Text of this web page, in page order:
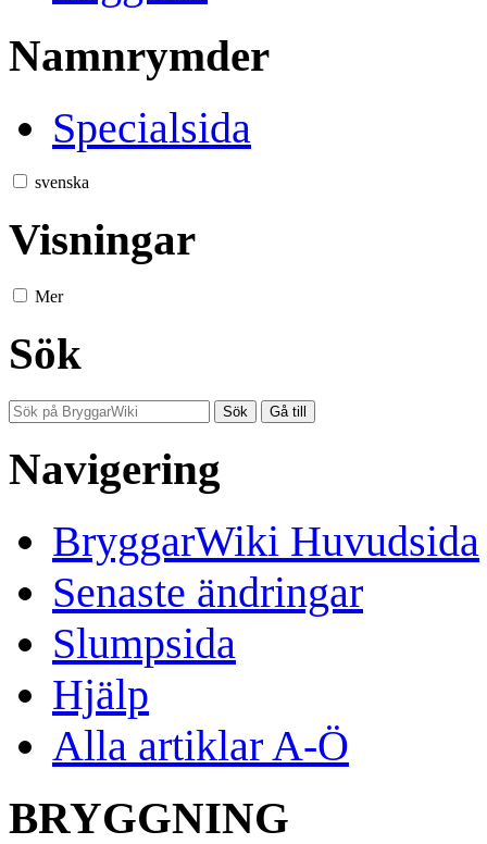
Namnrymder
Specialsida
svenska
Visningar
Mer
Sök
Navigering
BryggarWiki Huvudsida
Senaste ändringar
Slumpsida
Hjälp
Alla artiklar A-Ö
BRYGGNING